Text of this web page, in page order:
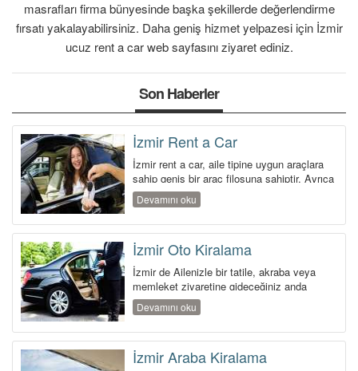
masrafları firma bünyesinde başka şekillerde değerlendirme
fırsatı yakalayabilirsiniz. Daha geniş hizmet yelpazesi için İzmir
ucuz rent a car web sayfasını ziyaret ediniz.
Son Haberler
İzmir Rent a Car
İzmir rent a car, aile tipine uygun araçlara
sahip geniş bir araç filosuna sahiptir. Ayrıca
şehir i&ccedi...
Devamını oku
İzmir Oto Kiralama
İzmir de Ailenizle bir tatile, akraba veya
memleket ziyaretine gideceğiniz anda
günübirlik dahi olsa güv...
Devamını oku
İzmir Araba Kiralama